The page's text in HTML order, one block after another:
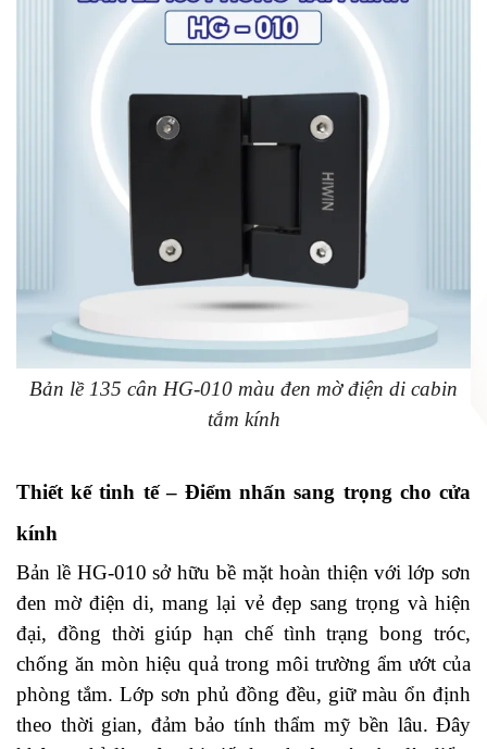
Bản lề 135 cân HG-010 màu đen mờ điện di cabin
tắm kính
Thiết kế tinh tế – Điểm nhấn sang trọng cho cửa
kính
Bản lề HG-010 sở hữu bề mặt hoàn thiện với lớp sơn
đen mờ điện di, mang lại vẻ đẹp sang trọng và hiện
đại, đồng thời giúp hạn chế tình trạng bong tróc,
chống ăn mòn hiệu quả trong môi trường ẩm ướt của
phòng tắm. Lớp sơn phủ đồng đều, giữ màu ổn định
theo thời gian, đảm bảo tính thẩm mỹ bền lâu. Đây